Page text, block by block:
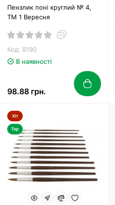
Пензлик поні круглий № 4,
ТМ 1 Вересня
Код: 8190
В наявності
98.88 грн.
Хіт
Top